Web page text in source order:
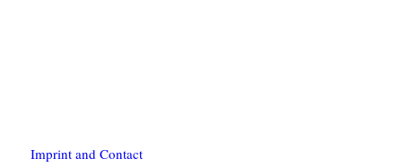
Imprint and Contact